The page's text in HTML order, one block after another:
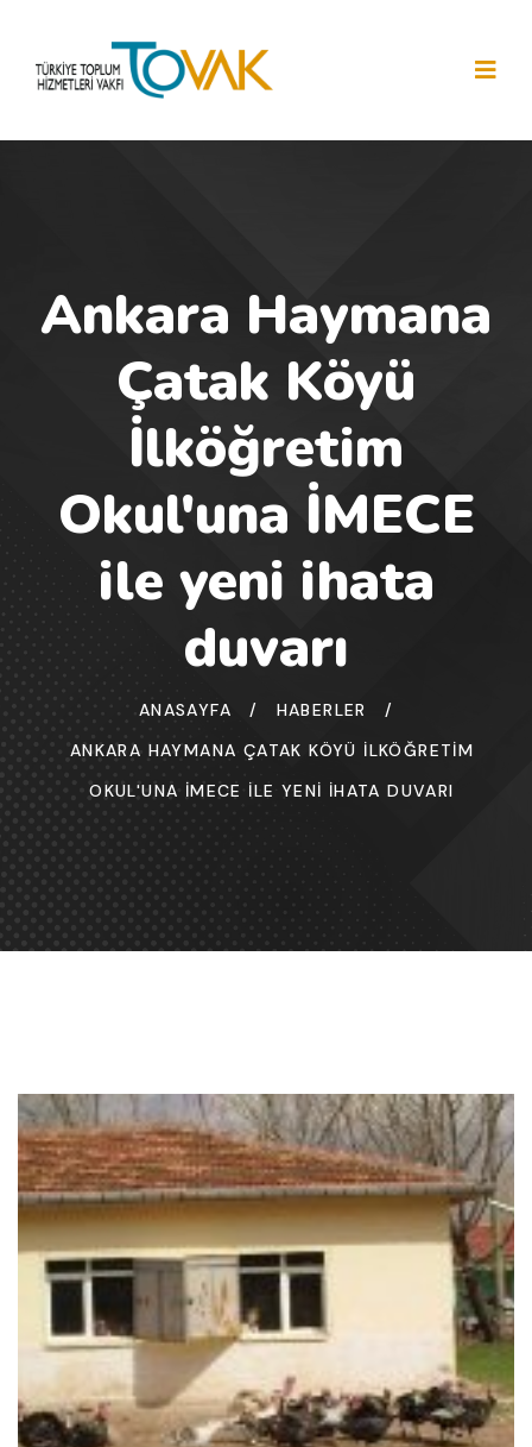
Ankara Haymana
Çatak Köyü
İlköğretim
Okul'una İMECE
ile yeni ihata
duvarı
ANASAYFA / HABERLER
/
ANKARA HAYMANA ÇATAK KÖYÜ İLKÖĞRETIM
OKUL'UNA İMECE ILE YENI IHATA DUVARI